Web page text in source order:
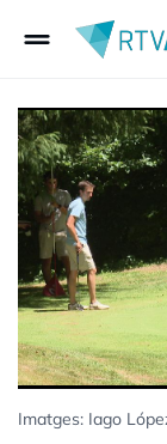
drag_handle
Imatges: Iago